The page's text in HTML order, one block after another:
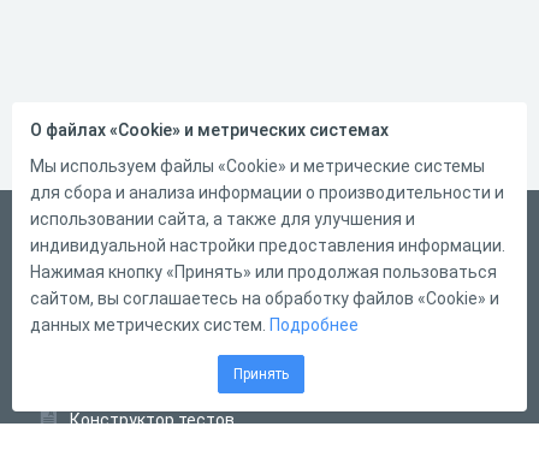
Русский
Справка
Форма обратной связи
Конструктор тестов
О файлах «Cookie» и метрических системах
Мы используем файлы «Cookie» и метрические системы
для сбора и анализа информации о производительности и
использовании сайта, а также для улучшения и
индивидуальной настройки предоставления информации.
Нажимая кнопку «Принять» или продолжая пользоваться
сайтом, вы соглашаетесь на обработку файлов «Cookie» и
данных метрических систем. Подробнее
Принять